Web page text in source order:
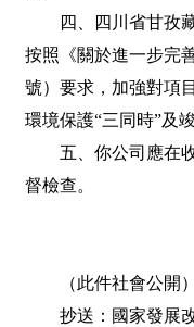
四、四川省甘孜藏
按照《關於進一步完
號）要求，加強對項
環境保護“三同時”及
五、你公司應在收
督檢查。
（此件社會公開）
抄送：國家發展改